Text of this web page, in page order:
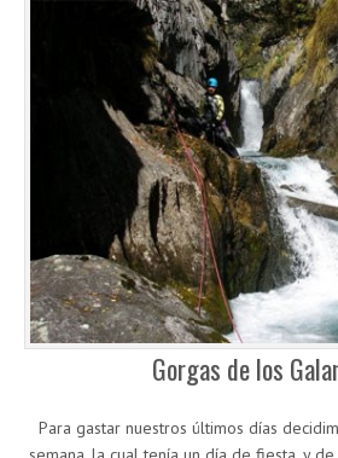
Gorgas de los
Para gastar nuestros últimos días